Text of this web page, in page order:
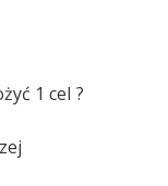
1 cel ?